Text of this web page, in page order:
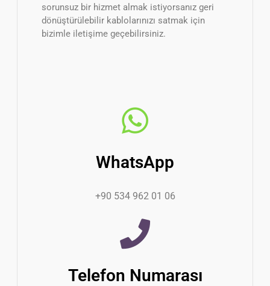
sorunsuz bir hizmet almak istiyorsanız geri
dönüştürülebilir kablolarınızı satmak için
bizimle iletişime geçebilirsiniz.
WhatsApp
+90 534 962 01 06
Telefon Numarası